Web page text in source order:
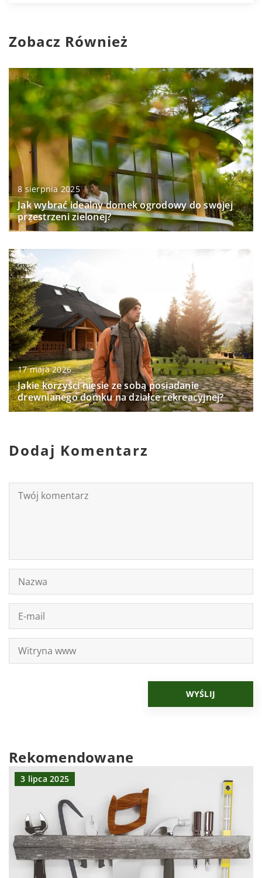
Zobacz Również
8 sierpnia 2025
Jak wybrać idealny domek ogrodowy do swojej
przestrzeni zielonej?
17 maja 2026
Jakie korzyści niesie ze sobą posiadanie
drewnianego domku na działce rekreacyjnej?
Dodaj Komentarz
Rekomendowane
3 lipca 2025